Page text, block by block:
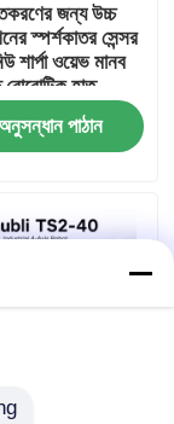
জন্য উচ্চ
স্পর্শকাতর সেন্সর
শার্পা ওয়েভ মানব
রোবোটিক হাত
পাঠান